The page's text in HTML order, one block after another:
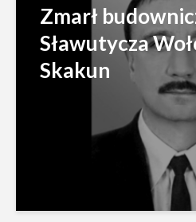
Zmarł
Sławutycza
Skakun